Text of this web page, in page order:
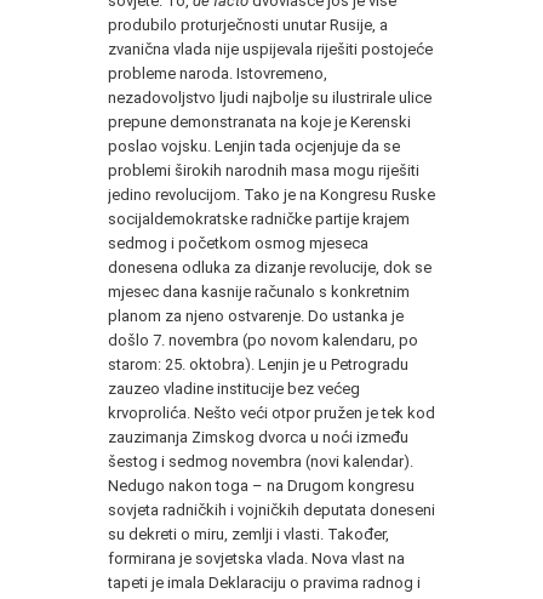
produbilo proturječnosti unutar Rusije, a
zvanična vlada nije uspijevala riješiti postojeće
probleme naroda. Istovremeno,
nezadovoljstvo ljudi najbolje su ilustrirale ulice
prepune demonstranata na koje je Kerenski
poslao vojsku. Lenjin tada ocjenjuje da se
problemi širokih narodnih masa mogu riješiti
jedino revolucijom. Tako je na Kongresu Ruske
socijaldemokratske radničke partije krajem
sedmog i početkom osmog mjeseca
donesena odluka za dizanje revolucije, dok se
mjesec dana kasnije računalo s konkretnim
planom za njeno ostvarenje. Do ustanka je
došlo 7. novembra (po novom kalendaru, po
starom: 25. oktobra). Lenjin je u Petrogradu
zauzeo vladine institucije bez većeg
krvoprolića. Nešto veći otpor pružen je tek kod
zauzimanja Zimskog dvorca u noći između
šestog i sedmog novembra (novi kalendar).
Nedugo nakon toga – na Drugom kongresu
sovjeta radničkih i vojničkih deputata doneseni
su dekreti o miru, zemlji i vlasti. Također,
formirana je sovjetska vlada. Nova vlast na
tapeti je imala Deklaraciju o pravima radnog i